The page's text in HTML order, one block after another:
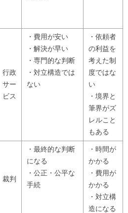
行政
サー
ビス
・費用が安い
・解決が早い
・専門的な判断
・対立構造では
ない
・依頼者
の利益を
考えた制
度ではな
い
・境界と
筆界がズ
レルこと
もある
裁判
・最終的な判断
になる
・公正・公平な
手続
・時間が
かかる
・費用が
かかる
・対立構
造になる